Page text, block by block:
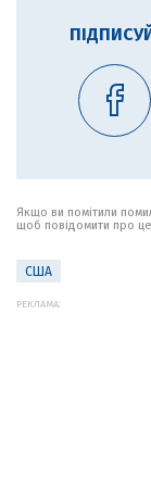
Якщо ви помітили
щоб повідомити про
США
РЕКЛАМА: